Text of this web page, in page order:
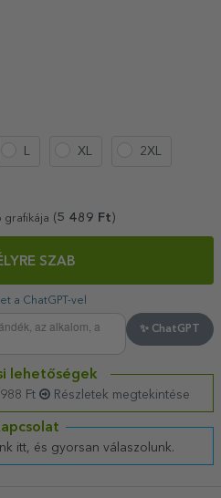
L XL 2XL
grafikája (5 489 Ft )
SZAB
a ChatGPT-vel
✨ ChatGPT
lehetőségek
Ft Részletek megtekintése
itt, és gyorsan válaszolunk.